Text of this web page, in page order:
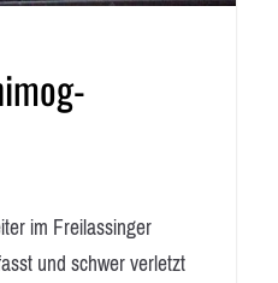
im Freilassinger
und schwer verletzt